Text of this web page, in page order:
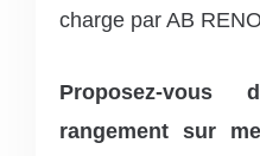
charge par AB
Proposez-
rangement sur